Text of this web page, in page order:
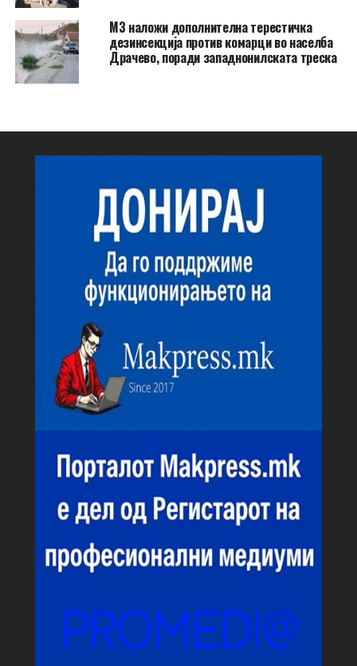
МЗ наложи дополнителна терестичка
дезинсекција против комарци во населба
Драчево, поради западнонилската треска